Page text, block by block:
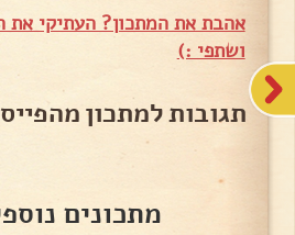
אהבת את המתכון? העתיקי את
ושתפי :)
תגובות למתכון
מתכונים